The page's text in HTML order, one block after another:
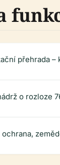
přehrada
o rozloze